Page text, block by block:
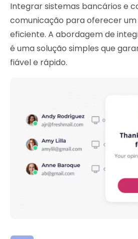
Integrar sistemas bancários e
comunicação para oferecer
eficiente. A abordagem de
é uma solução simples que
fiável e rápido.